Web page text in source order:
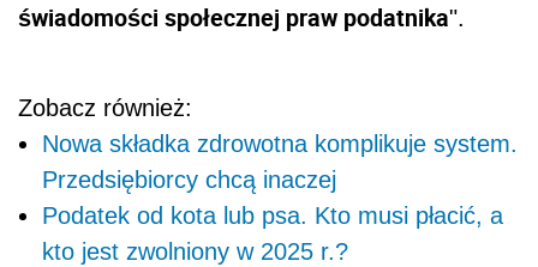
świadomości społecznej praw podatnika".
Zobacz również:
Nowa składka zdrowotna komplikuje system.
Przedsiębiorcy chcą inaczej
Podatek od kota lub psa. Kto musi płacić, a
kto jest zwolniony w 2025 r.?